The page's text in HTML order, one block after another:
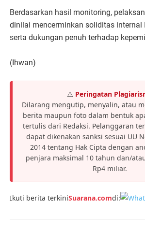
Berdasarkan hasil monitoring,
dinilai mencerminkan soliditas internal
serta dukungan penuh terhadap
(Ihwan)
⚠️ Peringatan
Dilarang mengutip, menyalin, atau
berita maupun foto dalam bentuk
tertulis dari Redaksi. Pelanggaran
dapat dikenakan sanksi sesuai UU
2014 tentang Hak Cipta dengan
penjara maksimal 10 tahun dan/
Rp4 miliar.
Ikuti berita terkiniSuarana.comdi: